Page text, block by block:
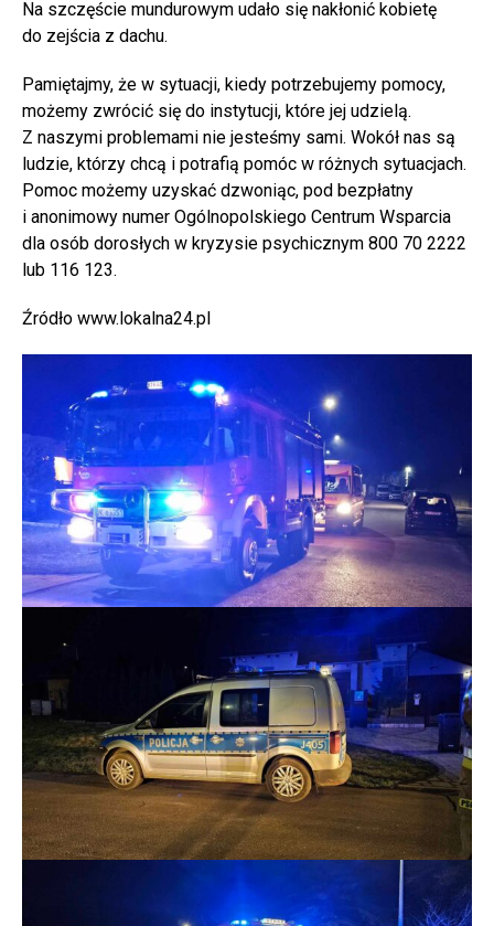
Na szczęście mundurowym udało się nakłonić kobietę
do zejścia z dachu.
Pamiętajmy, że w sytuacji, kiedy potrzebujemy pomocy,
możemy zwrócić się do instytucji, które jej udzielą.
Z naszymi problemami nie jesteśmy sami. Wokół nas są
ludzie, którzy chcą i potrafią pomóc w różnych sytuacjach.
Pomoc możemy uzyskać dzwoniąc, pod bezpłatny
i anonimowy numer Ogólnopolskiego Centrum Wsparcia
dla osób dorosłych w kryzysie psychicznym 800 70 2222
lub 116 123.
Źródło www.lokalna24.pl